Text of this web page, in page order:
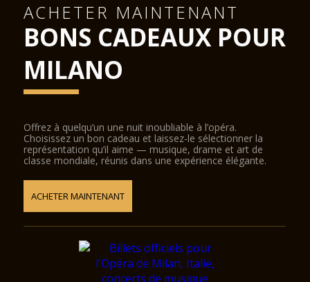
ACHETER MAINTENANT
BONS CADEAUX POUR
MILANO
Offrez à quelqu’un une nuit inoubliable à l’opéra.
Choisissez un bon cadeau et laissez-le sélectionner la
représentation qu’il aime — musique, drame et art de
classe mondiale, réunis dans une expérience élégante.
ACHETER MAINTENANT